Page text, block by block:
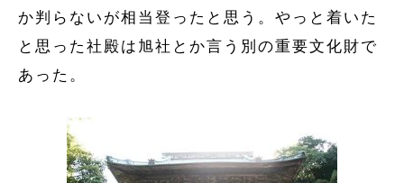
か判らないが相当登ったと思う。やっと着いた
と思った社殿は旭社とか言う別の重要文化財で
あった。